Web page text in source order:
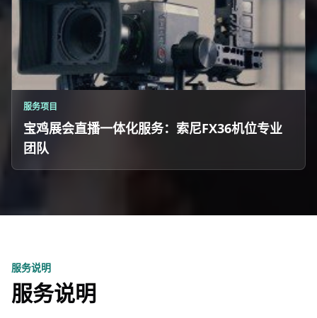
服务项目
宝鸡展会直播一体化服务：索尼FX36机位专业
团队
服务说明
服务说明